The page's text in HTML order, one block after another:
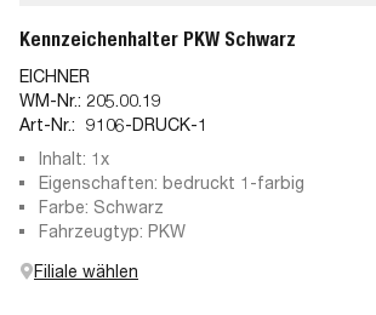
Kennzeichenhalter PKW Schwarz
EICHNER
WM-Nr.: 205.00.19
Art-Nr.: 9106-DRUCK-1
Inhalt: 1x
Eigenschaften: bedruckt 1-farbig
Farbe: Schwarz
Fahrzeugtyp: PKW
Filiale wählen